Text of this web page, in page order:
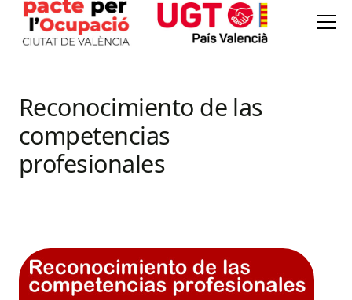
Reconocimiento de las
competencias
profesionales